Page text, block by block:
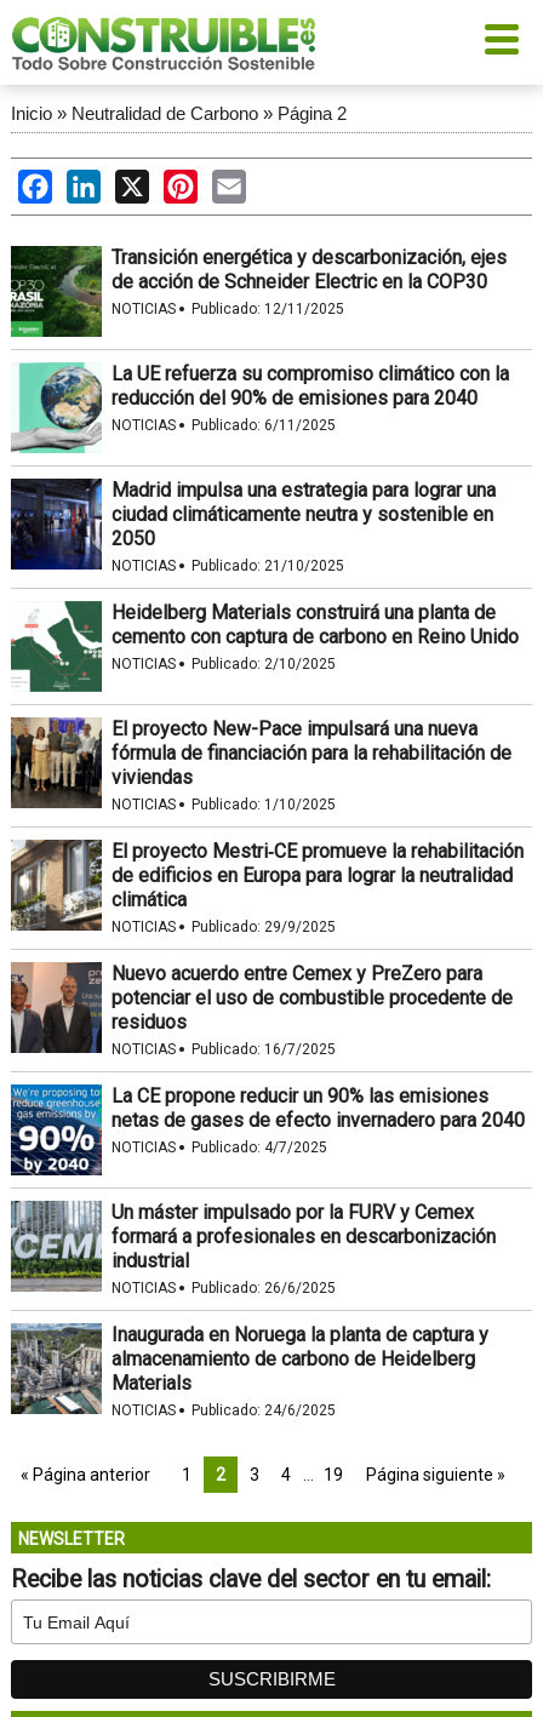
Inicio» Neutralidad de Carbono» Página 2
FacebookLinkedIn
X PinterestEmail
Transición energética y descarbonización, ejes
de acción de Schneider Electric en la COP30
NOTICIAS · Publicado: 12/11/2025
La UE refuerza su compromiso climático con la
reducción del 90% de emisiones para 2040
NOTICIAS · Publicado: 6/11/2025
Madrid impulsa una estrategia para lograr una
ciudad climáticamente neutra y sostenible en
2050
NOTICIAS · Publicado: 21/10/2025
Heidelberg Materials construirá una planta de
cemento con captura de carbono en Reino Unido
NOTICIAS · Publicado: 2/10/2025
El proyecto New-Pace impulsará una nueva
fórmula de financiación para la rehabilitación de
viviendas
NOTICIAS · Publicado: 1/10/2025
El proyecto Mestri‑CE promueve la rehabilitación
de edificios en Europa para lograr la neutralidad
climática
NOTICIAS · Publicado: 29/9/2025
Nuevo acuerdo entre Cemex y PreZero para
potenciar el uso de combustible procedente de
residuos
NOTICIAS · Publicado: 16/7/2025
La CE propone reducir un 90% las emisiones
netas de gases de efecto invernadero para 2040
NOTICIAS · Publicado: 4/7/2025
Un máster impulsado por la FURV y Cemex
formará a profesionales en descarbonización
industrial
NOTICIAS · Publicado: 26/6/2025
Inaugurada en Noruega la planta de captura y
almacenamiento de carbono de Heidelberg
Materials
NOTICIAS · Publicado: 24/6/2025
« Página anterior 1 2 3 4 19 Página siguiente »
NEWSLETTER
Recibe las noticias clave del sector en tu email: